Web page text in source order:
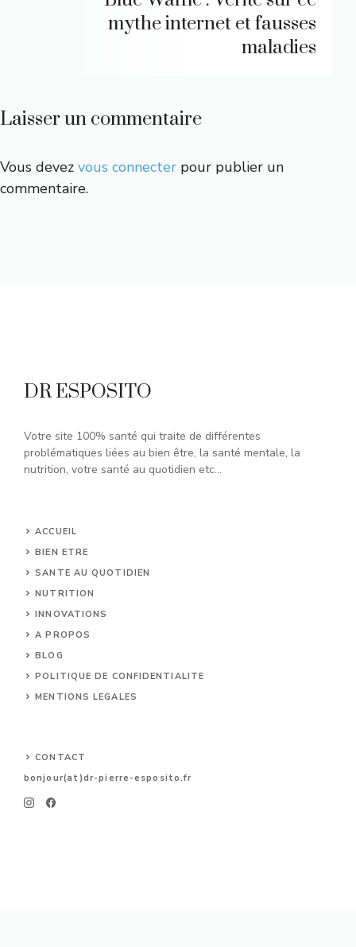
mythe internet et fausses
maladies
Laisser un commentaire
Vous devez vous connecter pour publier un
commentaire.
DR ESPOSITO
Votre site 100% santé qui traite de différentes
problématiques liées au bien être, la santé mentale, la
nutrition, votre santé au quotidien etc...
ACCUEIL
BIEN ETRE
SANTE AU QUOTIDIEN
NUTRITION
INNOVATIONS
A PROPOS
BLOG
POLITIQUE DE CONFIDENTIALITE
MENTIONS LEGALES
CONTACT
bonjour(at)dr-pierre-esposito.fr